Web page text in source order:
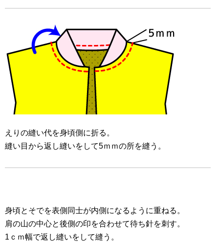
えりの縫い代を身頃側に折る。
縫い目から返し縫いをして5ｍｍの所を縫う。
身頃とそでを表側同士が内側になるように重ねる。
肩の山の中心と後側の印を合わせて待ち針を刺す。
1ｃｍ幅で返し縫いをして縫う。